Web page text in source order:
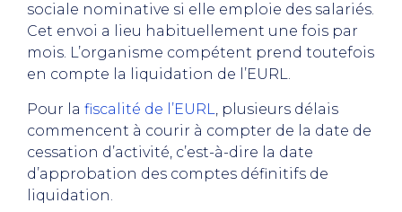
sociale nominative si elle emploie des salariés.
Cet envoi a lieu habituellement une fois par
mois. L’organisme compétent prend toutefois
en compte la liquidation de l’EURL.
Pour la fiscalité de l’EURL, plusieurs délais
commencent à courir à compter de la date de
cessation d’activité, c’est-à-dire la date
d’approbation des comptes définitifs de
liquidation.